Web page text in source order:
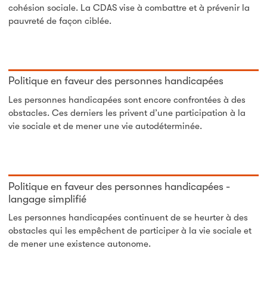
cohésion sociale. La CDAS vise à combattre et à prévenir la
pauvreté de façon ciblée.
Politique en faveur des personnes handicapées
Les personnes handicapées sont encore confrontées à des
obstacles. Ces derniers les privent d’une participation à la
vie sociale et de mener une vie autodéterminée.
Politique en faveur des personnes handicapées -
langage simplifié
Les personnes handicapées continuent de se heurter à des
obstacles qui les empêchent de participer à la vie sociale et
de mener une existence autonome.